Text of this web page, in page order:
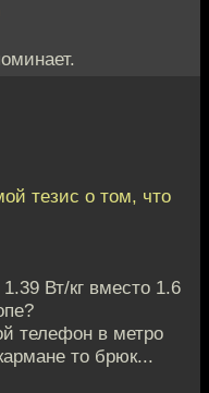
тезис о том, что
Вт/кг вместо 1.6
телефон в метро
то брюк...